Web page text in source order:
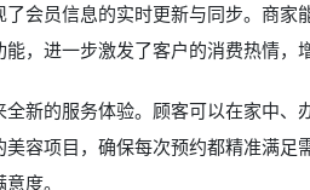
会员信息的实时更新与同步。商家
，进一步激发了客户的消费热情，
新的服务体验。顾客可以在家中、
容项目，确保每次预约都精准满足
度。